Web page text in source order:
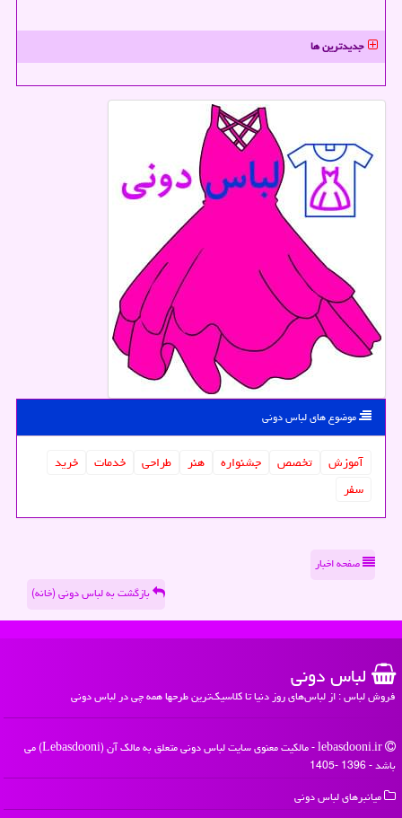
جدیدترین ها
موضوع های لباس دونی
آموزش تخصص جشنواره هنر طراحی خدمات
خرید
سفر
صفحه اخبار
بازگشت به لباس دونی (خانه)
لباس دونی
فروش لباس : از لباس‌های روز دنیا تا کلاسیک‌ترین طرحها همه چی در لباس دونی
lebasdooni.ir - مالکیت معنوی سایت لباس دونی متعلق به مالک آن (Lebasdooni) می
باشد - 1396 -1405
میانبرهای لباس دونی